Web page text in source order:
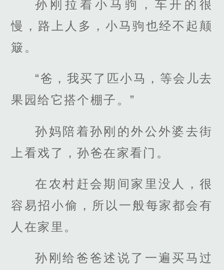
孙刚拉着小马驹，车开的很
慢，路上人多，小马驹也经不起颠
簸。
“爸，我买了匹小马，等会儿去
果园给它搭个棚子。”
孙妈陪着孙刚的外公外婆去街
上看戏了，孙爸在家看门。
在农村赶会期间家里没人，很
容易招小偷，所以一般每家都会有
人在家里。
孙刚给爸爸述说了一遍买马过